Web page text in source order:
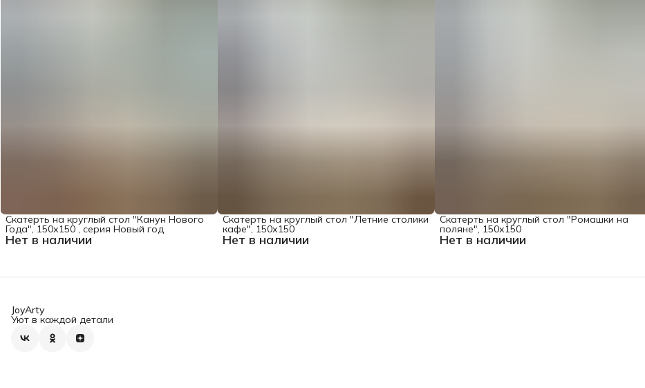
Нет в наличии
Скатерть на круглый стол "Канун Нового
Года", 150х150 , серия Новый год
Нет в наличии
Скатерть на круглый стол "Летние столики
кафе", 150х150
Нет в наличии
Скатерть на круглый стол "Ромашки на
поляне", 150х150
JoyArty
Уют в каждой детали